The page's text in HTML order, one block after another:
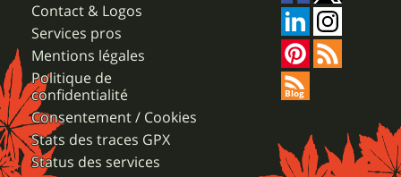
Contact & Logos
Services pros
Mentions légales
Politique de
confidentialité
Consentement / Cookies
Stats des traces GPX
Status des services